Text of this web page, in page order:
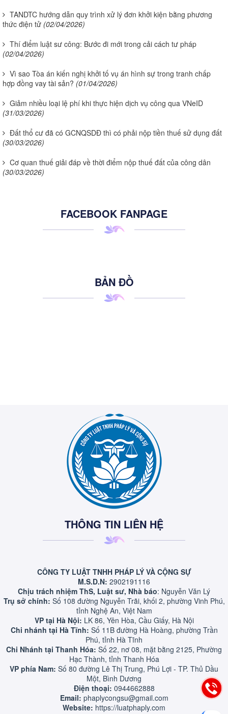
TANDTC hướng dẫn quy trình xử lý đơn khởi kiện bằng phương
thức điện tử (02/04/2026)
Thí điểm luật sư công: Bước đi mới trong cải cách tư pháp
(02/04/2026)
Vì sao Tòa án kiến nghị khởi tố vụ án hình sự trong tranh chấp
hợp đồng vay tài sản? (01/04/2026)
Giảm nhiều loại lệ phí khi thực hiện dịch vụ công qua VNeID
(31/03/2026)
Đất thổ cư đã có GCNQSDĐ thì có phải nộp tiền thuế sử dụng đất
(30/03/2026)
Cơ quan thuế giải đáp về thời điểm nộp thuế đất của công dân
(30/03/2026)
FACEBOOK FANPAGE
BẢN ĐỒ
THÔNG TIN LIÊN HỆ
CÔNG TY LUẬT TNHH PHÁP LÝ VÀ CỘNG SỰ
M.S.D.N: 2902191116
Chịu trách nhiệm ThS, Luật sư, Nhà báo: Nguyễn Văn Lý
Trụ sở chính: Số 108 đường Nguyễn Trãi, khối 2, phường Vinh Phú,
tỉnh Nghệ An, Việt Nam
VP tại Hà Nội: LK 86, Yên Hòa, Cầu Giấy, Hà Nội
Chi nhánh tại Hà Tĩnh: Số 11B đường Hà Hoàng, phường Trần
Phú, tỉnh Hà Tĩnh
Chi Nhánh tại Thanh Hóa: Số 22, nơ 08, mặt bằng 2125, Phường
Hạc Thành, tỉnh Thanh Hóa
VP phía Nam: Số 80 đường Lê Thị Trung, Phú Lợi - TP. Thủ Dầu
Một, Bình Dương
Điện thoại: 0944662888
Email: phaplycongsu@gmail.com
Website: https://luatphaply.com